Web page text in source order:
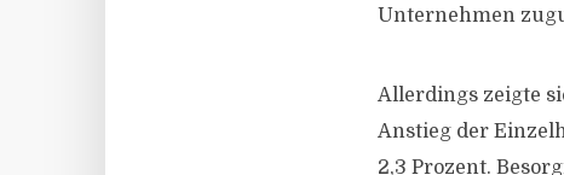
Unternehmen
Allerdings zeigte
Anstieg der
2,3 Prozent.